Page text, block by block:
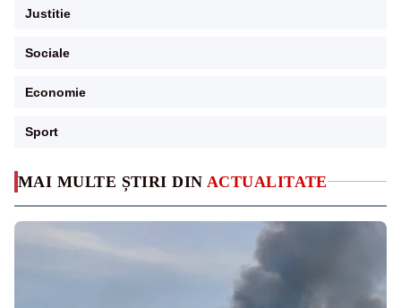
MAI MULTE ȘTIRI DIN ACTUALITATE
Justitie
Sociale
Economie
Sport